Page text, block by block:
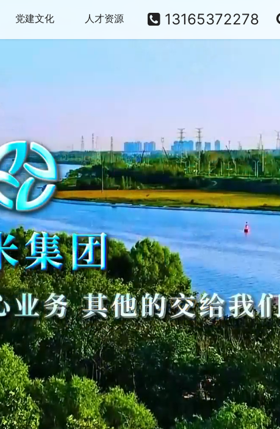
党建文化 人才资源 13165372278
营
毒产品、药品
营、预包装